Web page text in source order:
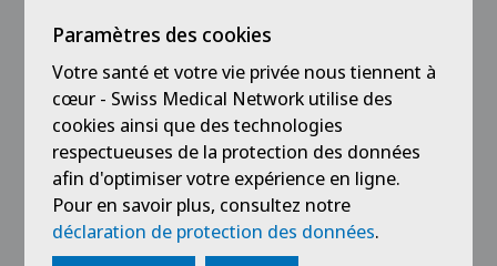
2016
Oberarzt, Gynäkologie und Geburtshilfe KSB
Baden
2013 - 2016
Oberarzt, Gynäkologie und Geburtshilfe Hôpital
Neuchâtelois, verantwortlich für die Planung
für Oberärzte der Abteilung
Paramètres des cookies
Votre santé et votre vie privée nous tiennent à
cœur - Swiss Medical Network utilise des
cookies ainsi que des technologies
respectueuses de la protection des données
afin d'optimiser votre expérience en ligne.
Pour en savoir plus, consultez notre
déclaration de protection des données.